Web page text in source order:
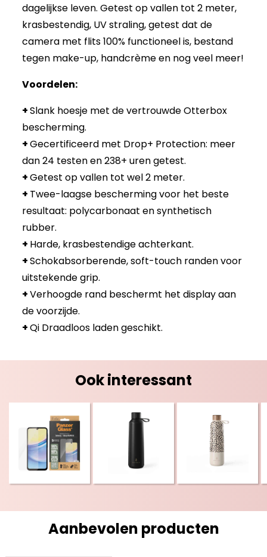
dagelijkse leven. Getest op vallen tot 2 meter,
krasbestendig, UV straling, getest dat de
camera met flits 100% functioneel is, bestand
tegen make-up, handcrème en nog veel meer!
Voordelen:
+Slank hoesje met de vertrouwde Otterbox
bescherming.
+Gecertificeerd met Drop+ Protection: meer
dan 24 testen en 238+ uren getest.
+Getest op vallen tot wel 2 meter.
+ Twee-laagse bescherming voor het beste
resultaat: polycarbonaat en synthetisch
rubber.
+ Harde, krasbestendige achterkant.
+Schokabsorberende, soft-touch randen voor
uitstekende grip.
+Verhoogde rand beschermt het display aan
de voorzijde.
+Qi Draadloos laden geschikt.
Ook interessant
Aanbevolen producten